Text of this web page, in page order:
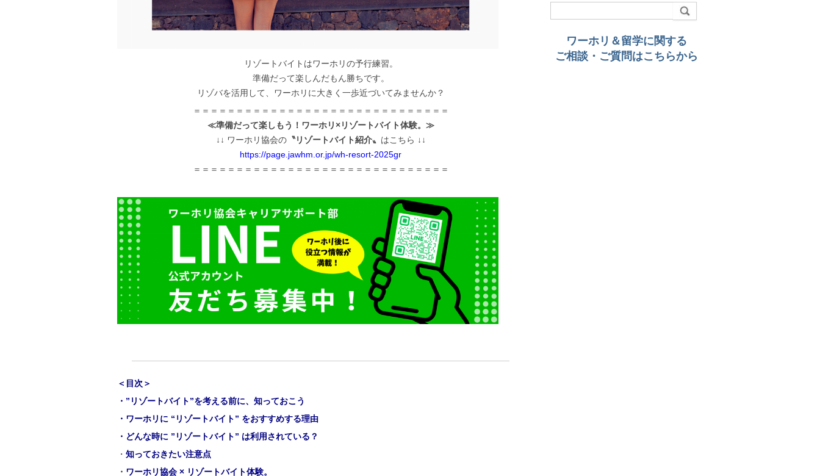
リゾートバイトはワーホリの予行練習。
準備だって楽しんだもん勝ちです。
リゾバを活用して、ワーホリに大きく一歩近づいてみませんか？
＝＝＝＝＝＝＝＝＝＝＝＝＝＝＝＝＝＝＝＝＝＝＝＝＝＝＝＝＝＝
≪準備だって楽しもう！ワーホリ×リゾートバイト体験。≫
↓↓ ワーホリ協会の〝リゾートバイト紹介〟 はこちら ↓↓
https://page.jawhm.or.jp/wh-resort-2025gr
＝＝＝＝＝＝＝＝＝＝＝＝＝＝＝＝＝＝＝＝＝＝＝＝＝＝＝＝＝＝
＜目次＞
・”リゾートバイト”を考える前に、知っておこう
・ ワーホリに “リゾートバイト” をおすすめする理由
・ どんな時に ”リゾートバイト” は利用されている？
・ 知っておきたい注意点
・ ワーホリ協会 × リゾートバイト体験。
ワーホリ＆留学に関する
ご相談・ご質問はこちらから